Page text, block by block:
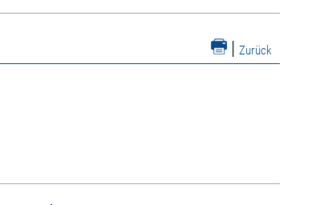
| Zurück